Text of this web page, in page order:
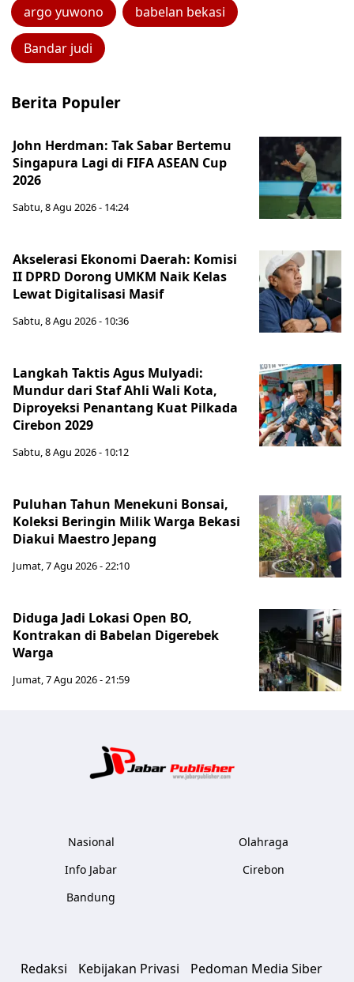
argo yuwono babelan bekasi
Bandar judi
Berita Populer
John Herdman: Tak Sabar Bertemu
Singapura Lagi di FIFA ASEAN Cup
2026
Sabtu, 8 Agu 2026 - 14:24
Akselerasi Ekonomi Daerah: Komisi
II DPRD Dorong UMKM Naik Kelas
Lewat Digitalisasi Masif
Sabtu, 8 Agu 2026 - 10:36
Langkah Taktis Agus Mulyadi:
Mundur dari Staf Ahli Wali Kota,
Diproyeksi Penantang Kuat Pilkada
Cirebon 2029
Sabtu, 8 Agu 2026 - 10:12
Puluhan Tahun Menekuni Bonsai,
Koleksi Beringin Milik Warga Bekasi
Diakui Maestro Jepang
Jumat, 7 Agu 2026 - 22:10
Diduga Jadi Lokasi Open BO,
Kontrakan di Babelan Digerebek
Warga
Jumat, 7 Agu 2026 - 21:59
Nasional
Info Jabar
Bandung
Olahraga
Cirebon
Redaksi Kebijakan Privasi Pedoman Media Siber